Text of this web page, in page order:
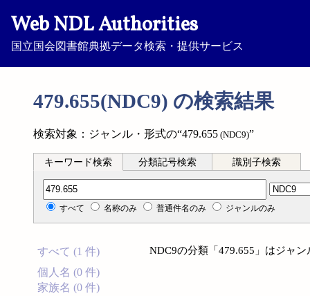
Web NDL Authorities
国立国会図書館典拠データ検索・提供サービス
479.655(NDC9) の検索結果
検索対象：ジャンル・形式の“479.655 (NDC9)”
キーワード検索 分類記号検索 識別子検索
分類記号検索
すべて 名称のみ 普通件名のみ ジャンルのみ
すべて (1 件)
個人名 (0 件)
家族名 (0 件)
NDC9の分類「479.655」はジャ